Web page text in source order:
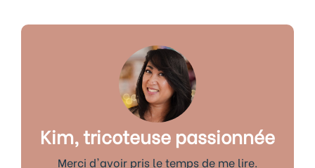
Kim, tricoteuse passionnée
Merci d'avoir pris le temps de me lire.